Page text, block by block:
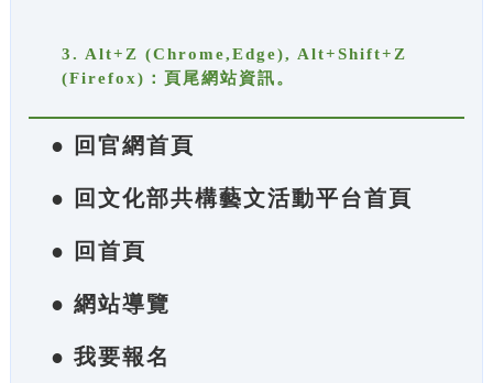
3. Alt+Z (Chrome,Edge), Alt+Shift+Z
(Firefox)：頁尾網站資訊。
● 回官網首頁
● 回文化部共構藝文活動平台首頁
● 回首頁
● 網站導覽
● 我要報名